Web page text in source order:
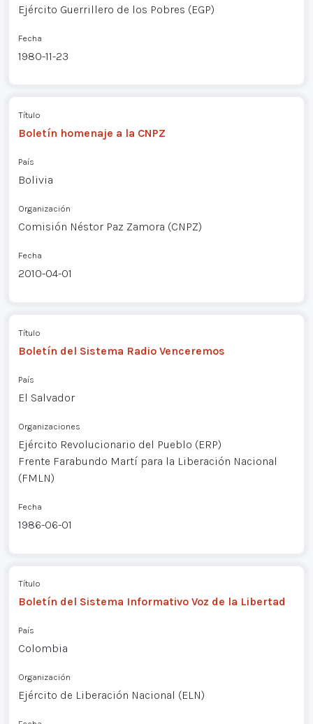
Ejército Guerrillero de los Pobres (EGP)
Fecha
1980-11-23
Título
Boletín homenaje a la CNPZ
País
Bolivia
Organización
Comisión Néstor Paz Zamora (CNPZ)
Fecha
2010-04-01
Título
Boletín del Sistema Radio Venceremos
País
El Salvador
Organizaciones
Ejército Revolucionario del Pueblo (ERP)
Frente Farabundo Martí para la Liberación Nacional
(FMLN)
Fecha
1986-06-01
Título
Boletín del Sistema Informativo Voz de la Libertad
País
Colombia
Organización
Ejército de Liberación Nacional (ELN)